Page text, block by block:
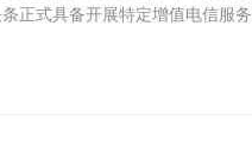
正式具备开展特定增值电信服